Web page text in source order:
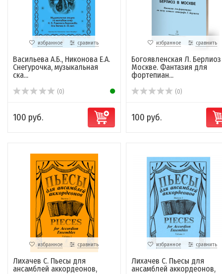
избранное сравнить
Васильева А.Б., Никонова Е.А.
Снегурочка, музыкальная
ска...
(0)
100 руб.
избранное сравнить
Богоявленская Л.
Москве. Фантазия для
фортепиан...
(0)
100 руб.
избранное сравнить
Лихачев С. Пьесы для
ансамблей аккордеонов,
избранное сравнить
Лихачев С. Пьесы для
ансамблей аккордеонов,